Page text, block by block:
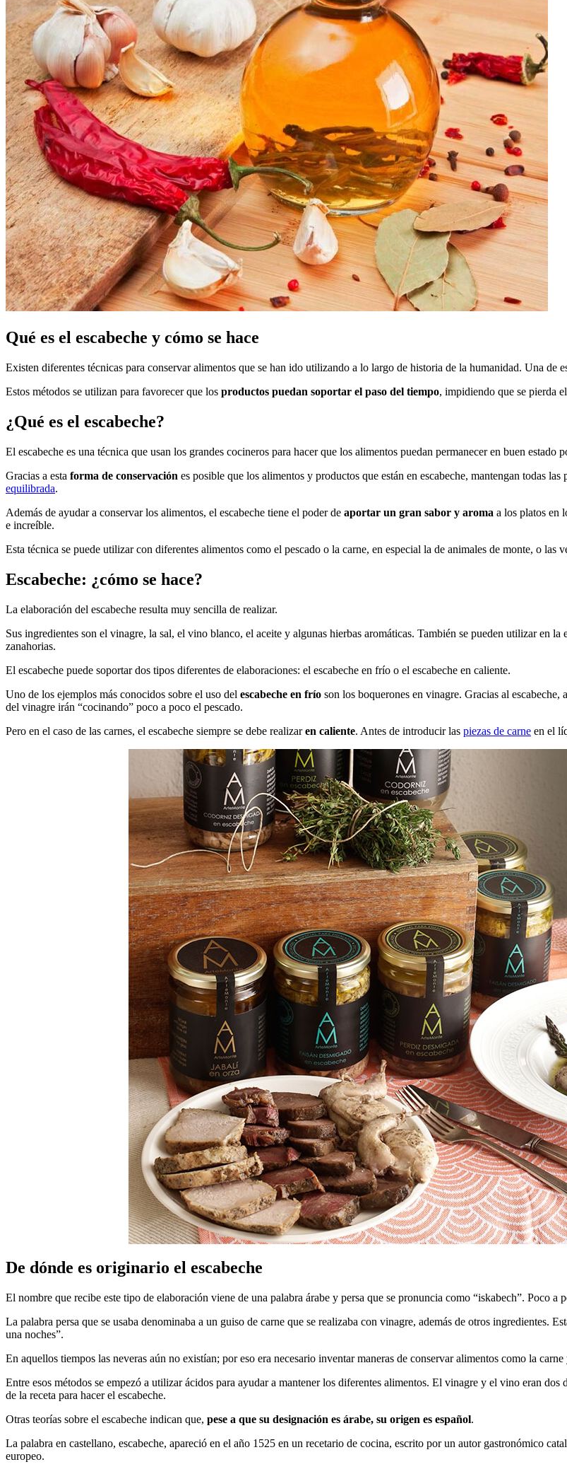
Qué es el escabeche y cómo se hace
Existen diferentes técnicas para conservar alimentos que se han ido utilizando a lo largo de historia de la humanidad. Una de
Estos métodos se utilizan para favorecer que los productos puedan soportar el paso del tiempo, impidiendo que se pierda
¿Qué es el escabeche?
El escabeche es una técnica que usan los grandes cocineros para hacer que los alimentos puedan permanecer en buen estado
Gracias a esta forma de conservación es posible que los alimentos y productos que están en escabeche, mantengan todas
equilibrada.
Además de ayudar a conservar los alimentos, el escabeche tiene el poder de aportar un gran sabor y aroma a los platos en
e increíble.
Esta técnica se puede utilizar con diferentes alimentos como el pescado o la carne, en especial la de animales de monte, o las
Escabeche: ¿cómo se hace?
La elaboración del escabeche resulta muy sencilla de realizar.
Sus ingredientes son el vinagre, la sal, el vino blanco, el aceite y algunas hierbas aromáticas. También se pueden utilizar en
zanahorias.
El escabeche puede soportar dos tipos diferentes de elaboraciones: el escabeche en frío o el escabeche en caliente.
Uno de los ejemplos más conocidos sobre el uso del escabeche en frío son los boquerones en vinagre. Gracias al
del vinagre irán “cocinando” poco a poco el pescado.
Pero en el caso de las carnes, el escabeche siempre se debe realizaren caliente. Antes de introducir las piezas de carne en el
De dónde es originario el escabeche
El nombre que recibe este tipo de elaboración viene de una palabra árabe y persa que se pronuncia como “iskabech”. Poco
La palabra persa que se usaba denominaba a un guiso de carne que se realizaba con vinagre, además de otros ingredientes.
una noches”.
En aquellos tiempos las neveras aún no existían; por eso era necesario inventar maneras de conservar alimentos como la
Entre esos métodos se empezó a utilizar ácidos para ayudar a mantener los diferentes alimentos. El vinagre y el vino eran
de la receta para hacer el escabeche.
Otras teorías sobre el escabeche indican que, pese a que su designación es árabe, su origen es español.
La palabra en castellano, escabeche, apareció en el año 1525 en un recetario de cocina, escrito por un autor gastronómico
europeo.